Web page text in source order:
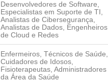
Desenvolvedores de Software,
Especialistas em Suporte de TI,
Analistas de Cibersegurança,
Analistas de Dados, Engenheiros
de Cloud e Redes
Enfermeiros, Técnicos de Saúde,
Cuidadores de Idosos,
Fisioterapeutas, Administradores
da Área da Saúde